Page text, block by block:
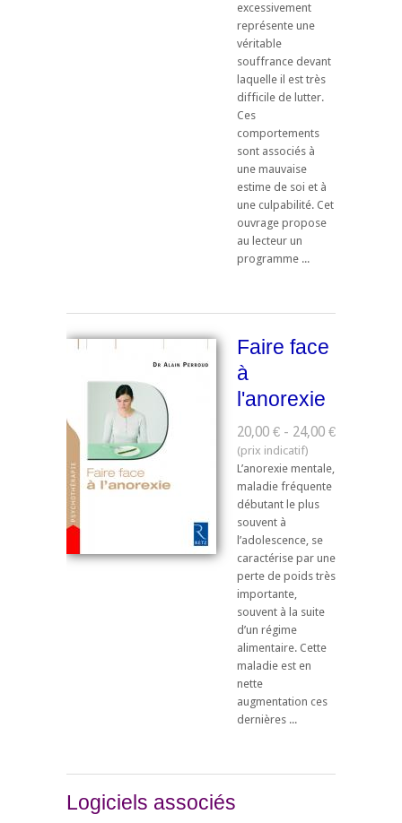
excessivement
représente une
véritable
souffrance devant
laquelle il est très
difficile de lutter.
Ces
comportements
sont associés à
une mauvaise
estime de soi et à
une culpabilité. Cet
ouvrage propose
au lecteur un
programme ...
Faire face
à
l'anorexie
20,00 € - 24,00 €
L’anorexie mentale,
maladie fréquente
débutant le plus
souvent à
l’adolescence, se
caractérise par une
perte de poids très
importante,
souvent à la suite
d’un régime
alimentaire. Cette
maladie est en
nette
augmentation ces
dernières ...
Logiciels associés